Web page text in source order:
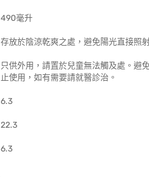
490毫升
存放於陰涼乾爽之處，避免陽光直接照
只供外用，請置於兒童無法觸及處。避
止使用，如有需要請就醫診治。
6.3
22.3
6.3